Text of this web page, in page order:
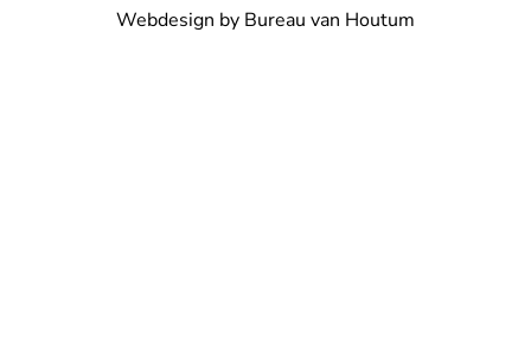
Webdesign by Bureau van Houtum